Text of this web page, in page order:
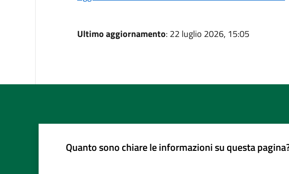
Ultimo aggiornamento: 22 luglio 2026, 15:05
Quanto sono chiare le informazioni su questa